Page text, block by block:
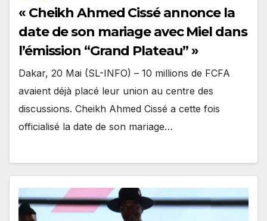
« Cheikh Ahmed Cissé annonce la
date de son mariage avec Miel dans
l’émission “Grand Plateau” »
Dakar, 20 Mai (SL-INFO) – 10 millions de FCFA
avaient déjà placé leur union au centre des
discussions. Cheikh Ahmed Cissé a cette fois
officialisé la date de son mariage…